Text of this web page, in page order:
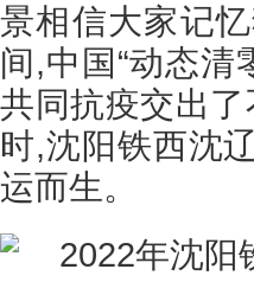
景相信大家记
间,中国“动态清
共同抗疫交出
时,沈阳铁西沈
运而生。